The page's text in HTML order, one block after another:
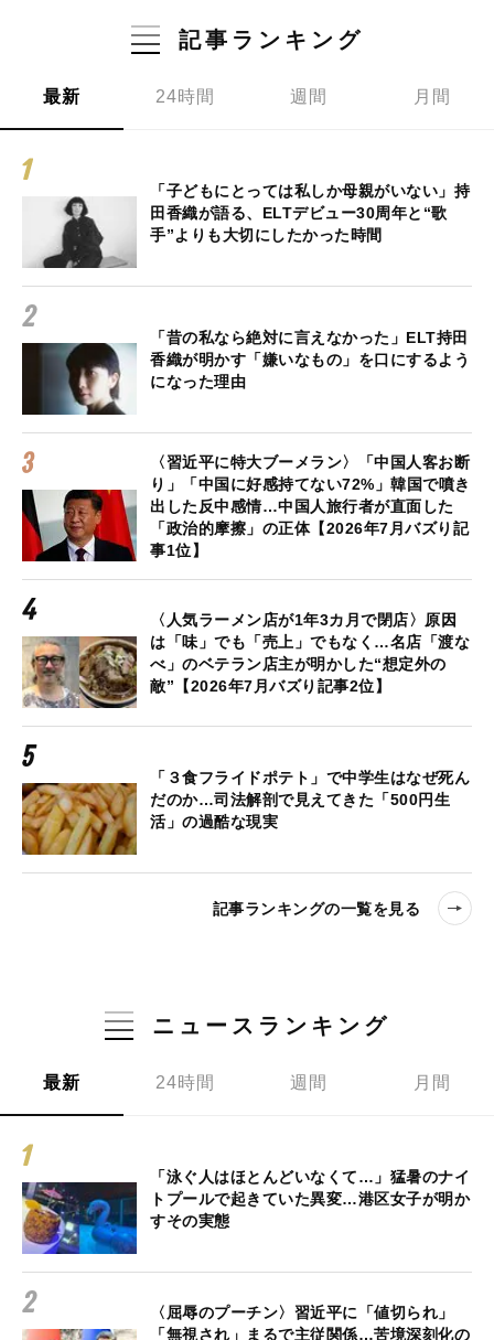
記事ランキング
最新 24時間 週間 月間
「子どもにとっては私しか母親がいない」持
田香織が語る、ELTデビュー30周年と“歌
手”よりも大切にしたかった時間
「昔の私なら絶対に言えなかった」ELT持田
香織が明かす「嫌いなもの」を口にするよう
になった理由
〈習近平に特大ブーメラン〉「中国人客お断
り」「中国に好感持てない72%」韓国で噴き
出した反中感情…中国人旅行者が直面した
「政治的摩擦」の正体【2026年7月バズり記
事1位】
〈人気ラーメン店が1年3カ月で閉店〉原因
は「味」でも「売上」でもなく…名店「渡な
べ」のベテラン店主が明かした“想定外の
敵”【2026年7月バズり記事2位】
「３食フライドポテト」で中学生はなぜ死ん
だのか…司法解剖で見えてきた「500円生
活」の過酷な現実
記事ランキングの一覧を見る
ニュースランキング
最新 24時間 週間 月間
「泳ぐ人はほとんどいなくて…」猛暑のナイ
トプールで起きていた異変…港区女子が明か
すその実態
〈屈辱のプーチン〉習近平に「値切られ」
「無視され」まるで主従関係…苦境深刻化の